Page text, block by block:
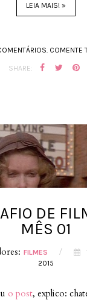
LEIA MAIS! »
COMENTE
SHARE:
DE
MÊS 01
FILMES /
2015
o post, explico: